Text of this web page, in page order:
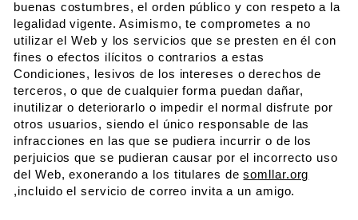
buenas costumbres, el orden público y con respeto a la
legalidad vigente. Asimismo, te comprometes a no
utilizar el Web y los servicios que se presten en él con
fines o efectos ilícitos o contrarios a estas
Condiciones, lesivos de los intereses o derechos de
terceros, o que de cualquier forma puedan dañar,
inutilizar o deteriorarlo o impedir el normal disfrute por
otros usuarios, siendo el único responsable de las
infracciones en las que se pudiera incurrir o de los
perjuicios que se pudieran causar por el incorrecto uso
del Web, exonerando a los titulares desomllar.org
,incluido el servicio de correo invita a un amigo.